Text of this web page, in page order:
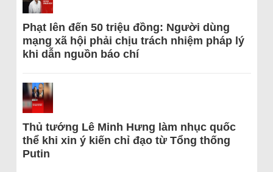
Phạt lên đến 50 triệu đồng: Người dùng
mạng xã hội phải chịu trách nhiệm pháp lý
khi dẫn nguồn báo chí
Thủ tướng Lê Minh Hưng làm nhục quốc
thể khi xin ý kiến chỉ đạo từ Tổng thống
Putin